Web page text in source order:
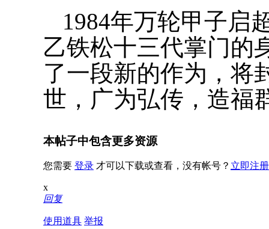
1984年万轮甲子启
乙铁松十三代掌门的
了一段新的作为，将
世，广为弘传，造福
本帖子中包含更多资源
您需要 登录 才可以下载或查看，没有帐号？ 立即注册
x
回复
使用道具 举报